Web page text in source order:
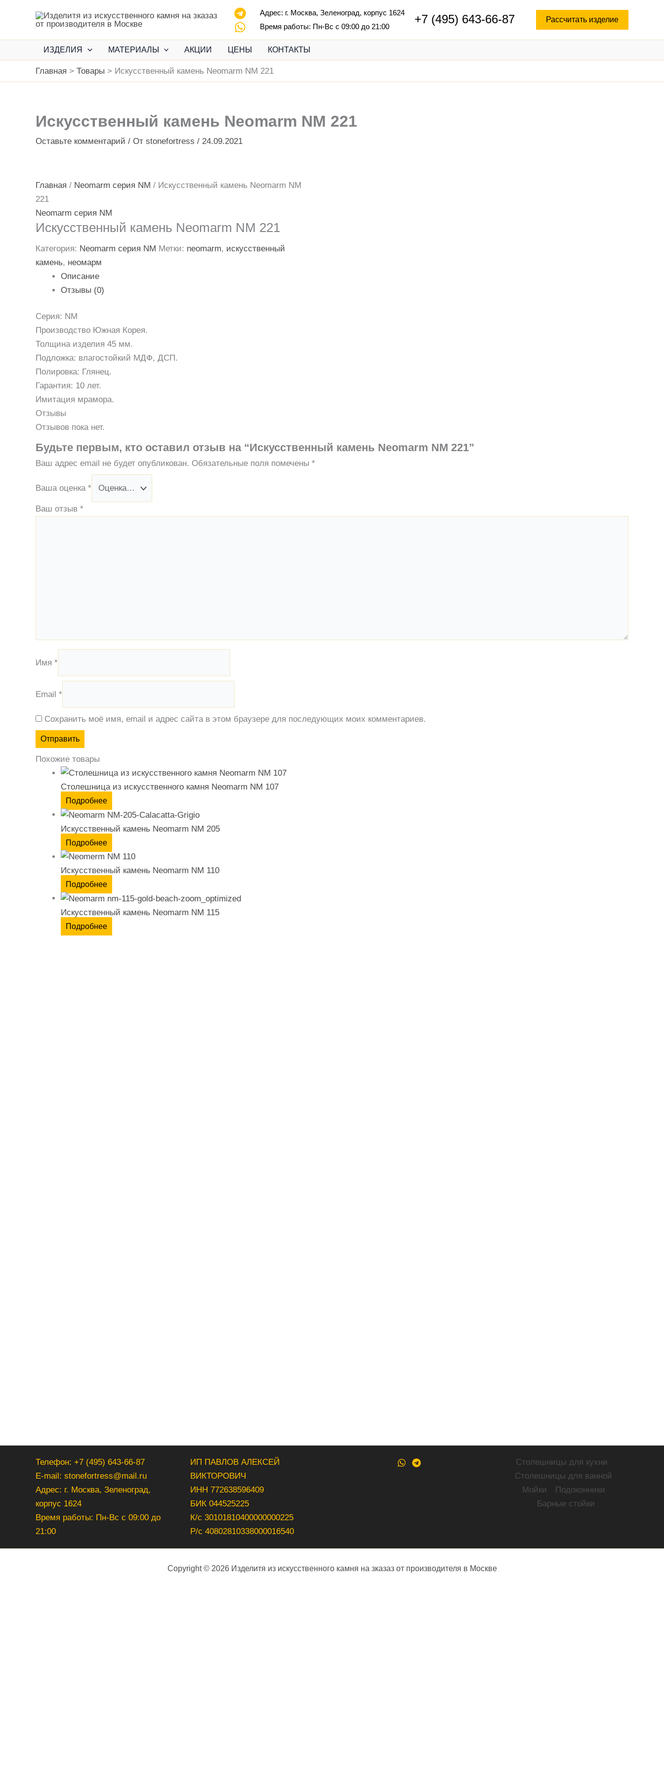
Адрес: г. Москва, Зеленоград, корпус 1624
Время работы: Пн-Вс с 09:00 до 21:00
+7 (495) 643-66-87 Рассчитать изделие
ИЗДЕЛИЯ МАТЕРИАЛЫ АКЦИИ ЦЕНЫ КОНТАКТЫ
Главная Товары Искусственный камень Neomarm NM 221
Искусственный камень Neomarm NM 221
Оставьте комментарий / От stonefortress / 24.09.2021
Главная / Neomarm серия NM / Искусственный камень Neomarm NM
221
Neomarm серия NM
Искусственный камень Neomarm NM 221
Категория: Neomarm серия NM Метки: neomarm, искусственный
камень, неомарм
Описание
Отзывы (0)
Серия: NM
Производство Южная Корея.
Толщина изделия 45 мм.
Подложка: влагостойкий МДФ, ДСП.
Полировка: Глянец.
Гарантия: 10 лет.
Имитация мрамора.
Отзывы
Отзывов пока нет.
Будьте первым, кто оставил отзыв на “Искусственный камень Neomarm NM 221”
Ваш адрес email не будет опубликован. Обязательные поля помечены *
Ваша оценка *
Ваш отзыв *
Имя *
Email *
Сохранить моё имя, email и адрес сайта в этом браузере для последующих моих комментариев.
Похожие товары
Столешница из искусственного камня Neomarm NM 107
Подробнее
Искусственный камень Neomarm NM 205
Подробнее
Искусственный камень Neomarm NM 110
Подробнее
Искусственный камень Neomarm NM 115
Подробнее
Телефон: +7 (495) 643-66-87
E-mail: stonefortress@mail.ru
Адрес: г. Москва, Зеленоград,
корпус 1624
Время работы: Пн-Вс с 09:00 до
21:00
ИП ПАВЛОВ АЛЕКСЕЙ
ВИКТОРОВИЧ
ИНН 772638596409
БИК 044525225
К/с 30101810400000000225
Р/с 40802810338000016540
Столешницы для кухни
Столешницы для ванной
Мойки
Подоконники
Барные стойки
Copyright © 2026 Изделитя из искусственного камня на зказаз от производителя в Москве